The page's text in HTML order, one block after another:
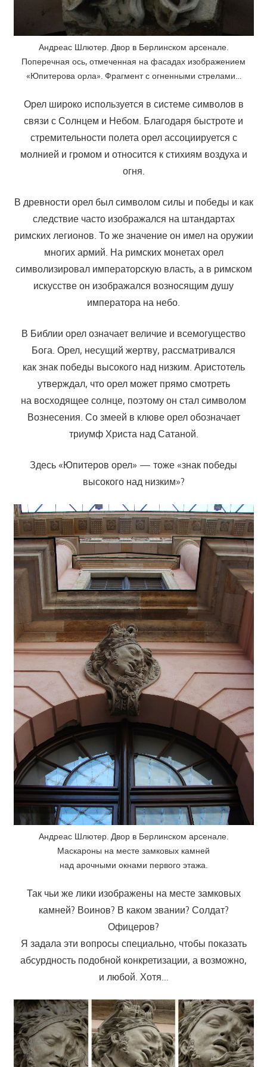
Андреас Шлютер. Двор в Берлинском арсенале.
Поперечная ось, отмеченная на фасадах изображением
«Юпитерова орла». Фрагмент с огненными стрелами…
Орел широко используется в системе символов в
связи с Солнцем и Небом. Благодаря быстроте и
стремительности полета орел ассоциируется с
молнией и громом и относится к стихиям воздуха и
огня.
В древности орел был символом силы и победы и как
следствие часто изображался на штандартах
римских легионов. То же значение он имел на оружии
многих армий. На римских монетах орел
символизировал императорскую власть, а в римском
искусстве он изображался возносящим душу
императора на небо.
В Библии орел означает величие и всемогущество
Бога. Орел, несущий жертву, рассматривался
как знак победы высокого над низким. Аристотель
утверждал, что орел может прямо смотреть
на восходящее солнце, поэтому он стал символом
Вознесения. Со змеей в клюве орел обозначает
триумф Христа над Сатаной.
Здесь «Юпитеров орел» — тоже «знак победы
высокого над низким»?
Андреас Шлютер. Двор в Берлинском арсенале.
Маскароны на месте замковых камней
над арочными окнами первого этажа.
Так чьи же лики изображены на месте замковых
камней? Воинов? В каком звании? Солдат?
Офицеров?
Я задала эти вопросы специально, чтобы показать
абсурдность подобной конкретизации, а возможно,
и любой. Хотя…